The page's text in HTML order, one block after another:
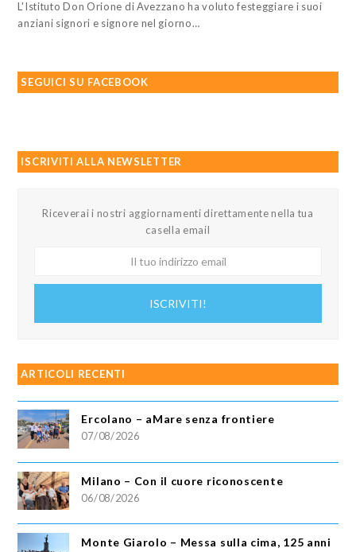
L'Istituto Don Orione di Avezzano ha voluto festeggiare i suoi
anziani signori e signore nel giorno…
SEGUICI SU FACEBOOK
ISCRIVITI ALLA NEWSLETTER
Riceverai i nostri aggiornamenti direttamente nella tua
casella email
ISCRIVITI!
ARTICOLI RECENTI
Ercolano – aMare senza frontiere
07/08/2026
Milano – Con il cuore riconoscente
06/08/2026
Monte Giarolo – Messa sulla cima, 125 anni